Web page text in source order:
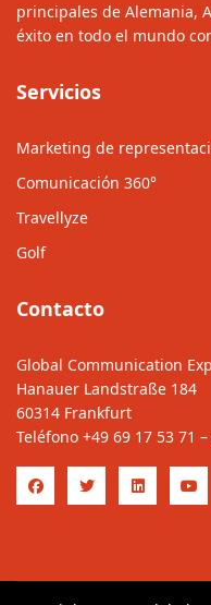
principales de Alemania,
éxito en todo el mundo
Servicios
Marketing de
Comunicación 360°
Travellyze
Golf
Contacto
Global Communication
Hanauer Landstraße 184
60314 Frankfurt
Teléfono +49 69 17 53 71